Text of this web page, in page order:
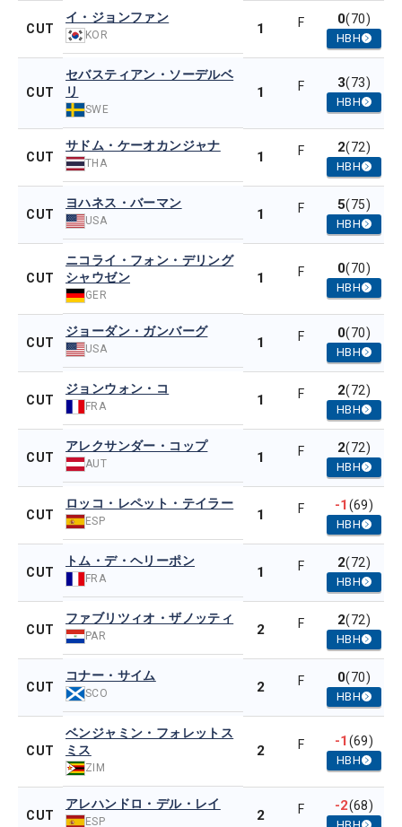
CUT
イ・ジョンファン
KOR 1 F 0(70)
HBH
CUT
セバスティアン・ソーデルベ
リ
SWE
1 F 3(73)
HBH
CUT
サドム・ケーオカンジャナ
THA 1 F 2(72)
HBH
CUT
ヨハネス・バーマン
USA 1 F 5(75)
HBH
CUT
ニコライ・フォン・デリング
シャウゼン
GER
1 F 0(70)
HBH
CUT
ジョーダン・ガンバーグ
USA 1 F 0(70)
HBH
CUT
ジョンウォン・コ
FRA 1 F 2(72)
HBH
CUT
アレクサンダー・コップ
AUT 1 F 2(72)
HBH
CUT
ロッコ・レペット・テイラー
ESP 1 F -1(69)
HBH
CUT
トム・デ・ヘリーポン
FRA 1 F 2(72)
HBH
CUT
ファブリツィオ・ザノッティ
PAR 2 F 2(72)
HBH
CUT
コナー・サイム
SCO 2 F 0(70)
HBH
CUT
ベンジャミン・フォレットス
ミス
ZIM
2 F -1(69)
HBH
CUT
アレハンドロ・デル・レイ
ESP 2 F -2(68)